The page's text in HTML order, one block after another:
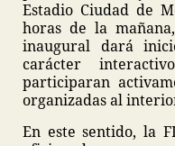
Estadio Ciudad de
horas de la
inaugural dará
carácter
participaran
organizadas al
En este sentido, la